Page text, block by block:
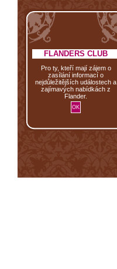
FLANDERS CLUB
Pro ty, kteří mají zájem o
zasílání informací o
nejdůležitějších událostech a
zajímavých nabídkách z
Flander.